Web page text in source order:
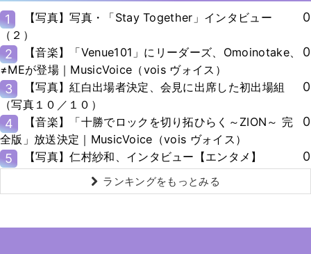
1
【写真】写真・「Stay Together」インタビュー
（２）
0
2
【音楽】「Venue101」にリーダーズ、Omoinotake、
≠MEが登場｜MusicVoice（vois ヴォイス）
0
3
【写真】紅白出場者決定、会見に出席した初出場組
（写真１０／１０）
0
4
【音楽】「十勝でロックを切り拓ひらく～ZION～ 完
全版」放送決定｜MusicVoice（vois ヴォイス）
0
5 【写真】仁村紗和、インタビュー【エンタメ】 0
ランキングをもっとみる